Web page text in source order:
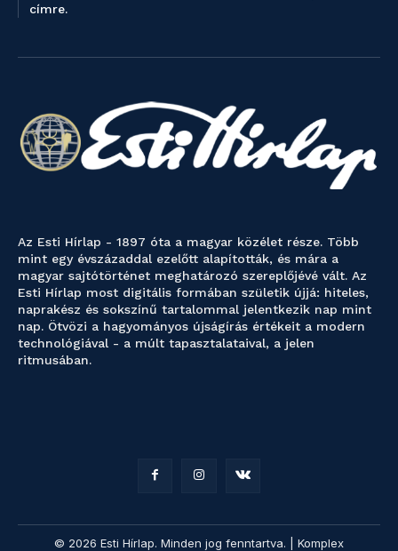
címre.
Az Esti Hírlap - 1897 óta a magyar közélet része. Több
mint egy évszázaddal ezelőtt alapították, és mára a
magyar sajtótörténet meghatározó szereplőjévé vált. Az
Esti Hírlap most digitális formában születik újjá: hiteles,
naprakész és sokszínű tartalommal jelentkezik nap mint
nap. Ötvözi a hagyományos újságírás értékeit a modern
technológiával - a múlt tapasztalataival, a jelen
ritmusában.
© 2026 Esti Hírlap. Minden jog fenntartva. | Komplex